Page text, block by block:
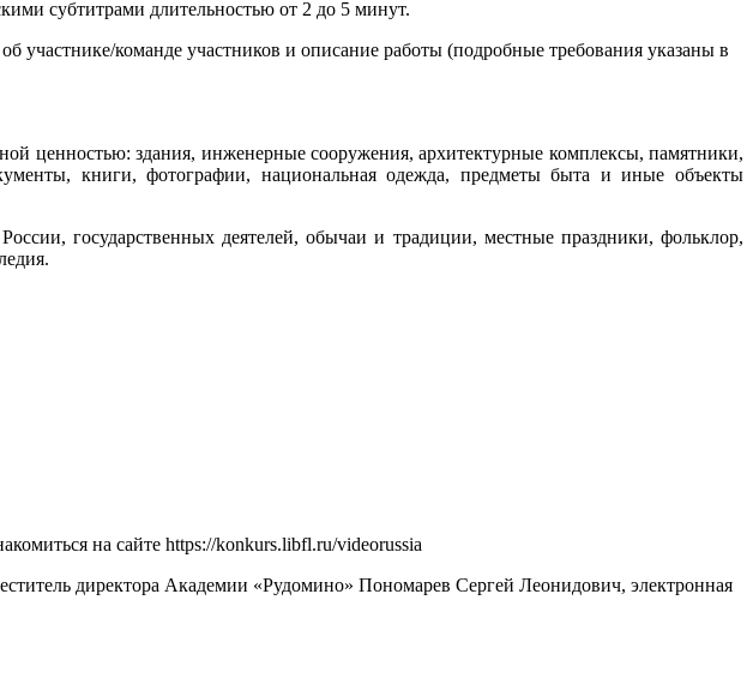
субтитрами длительностью от 2 до 5 минут.
команде участников и описание работы (подробные требования указаны в
ценностью: здания, инженерные сооружения, архитектурные комплексы, памятники,
книги, фотографии, национальная одежда, предметы быта и иные объекты
государственных деятелей, обычаи и традиции, местные праздники, фольклор,
на сайте https://konkurs.libfl.ru/videorussia
директора Академии «Рудомино» Пономарев Сергей Леонидович, электронная